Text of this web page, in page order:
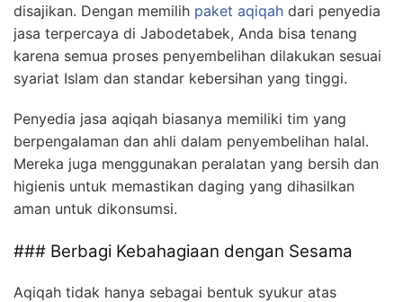
disajikan. Dengan memilih paket aqiqah dari penyedia
jasa terpercaya di Jabodetabek, Anda bisa tenang
karena semua proses penyembelihan dilakukan sesuai
syariat Islam dan standar kebersihan yang tinggi.
Penyedia jasa aqiqah biasanya memiliki tim yang
berpengalaman dan ahli dalam penyembelihan halal.
Mereka juga menggunakan peralatan yang bersih dan
higienis untuk memastikan daging yang dihasilkan
aman untuk dikonsumsi.
### Berbagi Kebahagiaan dengan Sesama
Aqiqah tidak hanya sebagai bentuk syukur atas